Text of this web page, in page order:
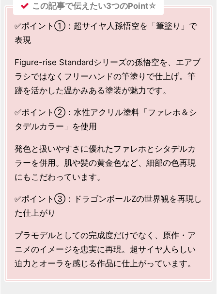
この記事で伝えたい3つのPoint☆
✅ポイント①：超サイヤ人孫悟空を「筆塗り」で
表現
Figure-rise Standardシリーズの孫悟空を、エアブ
ラシではなくフリーハンドの筆塗りで仕上げ。筆
跡を活かした温かみある塗装が魅力です。
✅ポイント②：水性アクリル塗料「ファレホ＆シ
タデルカラー」を使用
発色と扱いやすさに優れたファレホとシタデルカ
ラーを併用。肌や髪の黄金色など、細部の色再現
にもこだわっています。
✅ポイント③：ドラゴンボールZの世界観を再現し
た仕上がり
プラモデルとしての完成度だけでなく、原作・ア
ニメのイメージを忠実に再現。超サイヤ人らしい
迫力とオーラを感じる作品に仕上がっています。